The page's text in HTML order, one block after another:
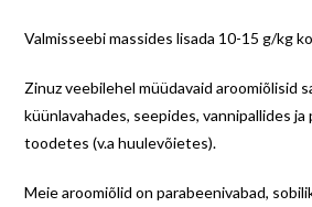
Valmisseebi massides lisada 10-15 g/kg
Zinuz veebilehel müüdavaid aroomiõlisid
küünlavahades, seepides, vannipallides
toodetes (v.a huulevõietes).
Meie aroomiõlid on parabeenivabad,